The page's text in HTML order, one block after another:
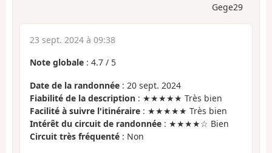
Gege29
23 sept. 2024 à 09:38
Note globale : 4.7 / 5
Date de la randonnée : 20 sept. 2024
Fiabilité de la description : ★★★★★ Très bien
Facilité à suivre l'itinéraire : ★★★★★ Très bien
Intérêt du circuit de randonnée : ★★★★☆ Bien
Circuit très fréquenté : Non